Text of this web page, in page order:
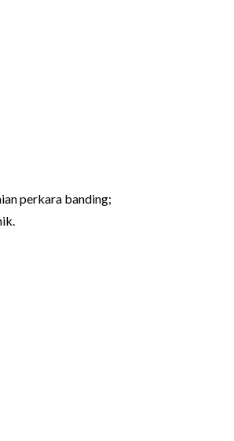
perkara banding;